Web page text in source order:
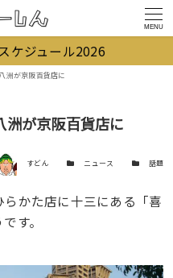
MENU
ケジュール2026
洲が京阪百貨店に
が京阪百貨店に
者 すどん カテゴリー
ニュース カテゴリー
話題
かた店に十三にある「喜
す。